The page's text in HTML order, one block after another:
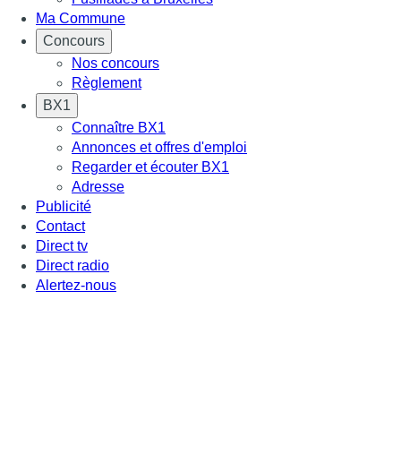
Ma Commune
Concours
Nos concours
Règlement
BX1
Connaître BX1
Annonces et offres d'emploi
Regarder et écouter BX1
Adresse
Publicité
Contact
Direct tv
Direct radio
Alertez-nous